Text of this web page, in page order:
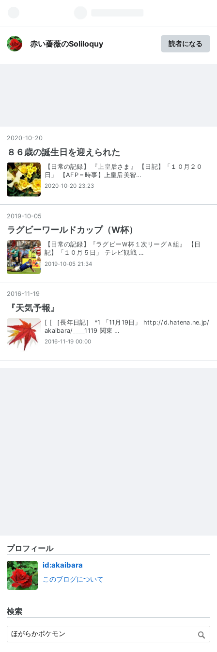
赤い薔薇のSoliloquy 読者になる
2020-10-20
８６歳の誕生日を迎えられた
【日常の記録】 『上皇后さま』 【日記】「１０月２０
日」 【AFP＝時事】上皇后美智…
2020-10-20 23:23
2019-10-05
ラグビーワールドカップ（W杯）
【日常の記録】『ラグビーＷ杯１次リーグＡ組』 【日
記】「１０月５日」 テレビ観戦 …
2019-10-05 21:34
2016-11 -19
『天気予報』
[ [ ［長年日記］ *1 「11月19日」 http://d.hatena.ne.jp/
akaibara/____1119 関東 …
2016-11-19 00:00
プロフィール
id:akaibara
このブログについて
検索